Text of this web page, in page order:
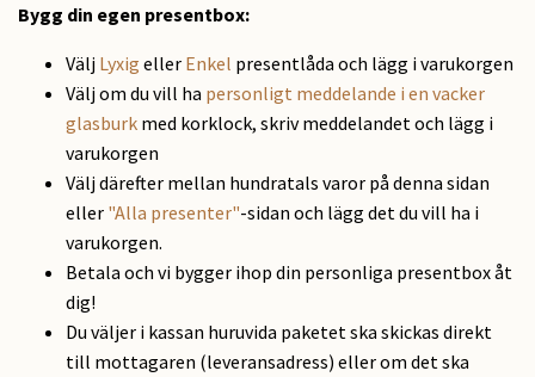
Bygg din egen presentbox:
Välj Lyxig eller Enkel presentlåda och lägg i varukorgen
Välj om du vill ha personligt meddelande i en vacker
glasburk med korklock, skriv meddelandet och lägg i
varukorgen
Välj därefter mellan hundratals varor på denna sidan
eller "Alla presenter"-sidan och lägg det du vill ha i
varukorgen.
Betala och vi bygger ihop din personliga presentbox åt
dig!
Du väljer i kassan huruvida paketet ska skickas direkt
till mottagaren (leveransadress) eller om det ska